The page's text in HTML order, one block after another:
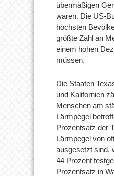
übermäßigen
waren. Die US-
höchsten
größte Zahl an
einem hohen
müssen.
Die Staaten
und Kalifornien
Menschen am
Lärmpegel
Prozentsatz der
Lärmpegel von
ausgesetzt sind,
44 Prozent
Prozentsatz in